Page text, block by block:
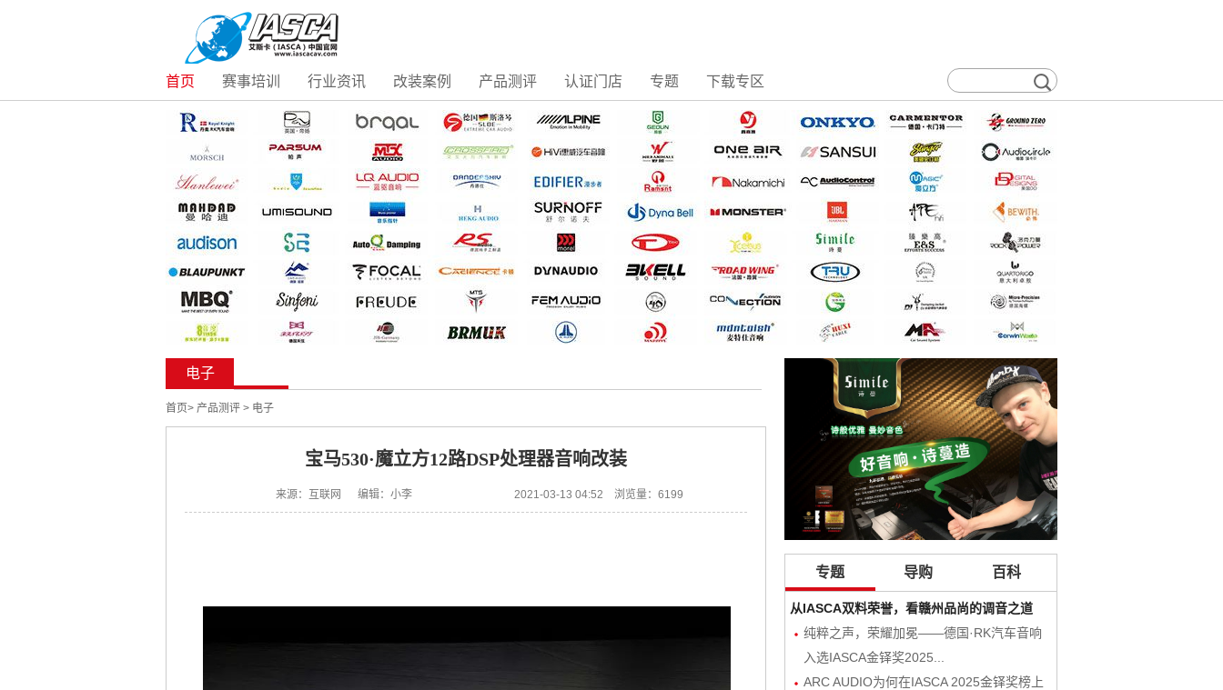
首页 赛事培训 行业资讯 改装案例 产品测评 认证门店 专题 下载专区
电子
首页> 产品测评 > 电子
宝马530·魔立方12路DSP处理器音响改装
来源：互联网 编辑：小李 2021-03-13 04:52 浏览量：6199
专题 导购 百科
从IASCA双料荣誉，看赣州品尚的调音之道
纯粹之声，荣耀加冕——德国·RK汽车音响
入选IASCA金铎奖2025...
ARC AUDIO为何在IASCA 2025金铎奖榜上